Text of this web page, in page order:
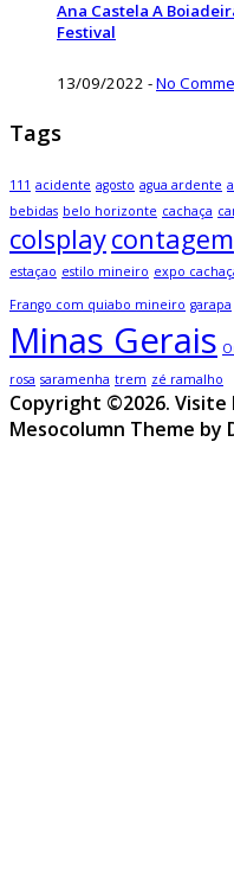
Ana Castela A
Festival
13/09/2022 -No
Tags
111 acidente agosto agua ardente
bebidas belo horizonte cachaça
colsplaycontagem
estaçao estilo mineiro expo
Frango com quiabo mineiro garapa
Minas Gerais
rosa saramenha trem zé ramalho
Copyright ©2026. Visite
Mesocolumn Theme by